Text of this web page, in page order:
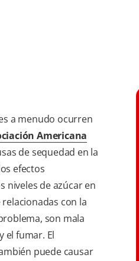
a menudo ocurren
Americana
de sequedad en la
efectos
niveles de azúcar en
con la
son mala
el fumar. El
puede causar